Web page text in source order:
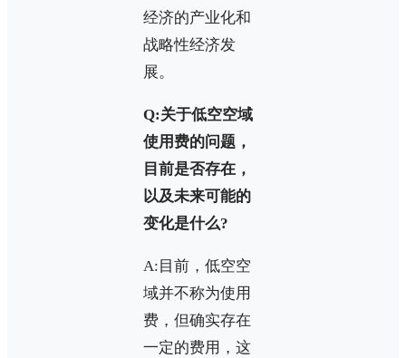
经济的产业化和
战略性经济发
展。
Q:关于低空空域
使用费的问题，
目前是否存在，
以及未来可能的
变化是什么?
A:目前，低空空
域并不称为使用
费，但确实存在
一定的费用，这